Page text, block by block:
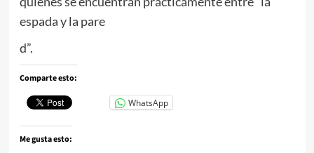
espada y la pare
d”.
Comparte esto:
WhatsApp
Me gusta esto: